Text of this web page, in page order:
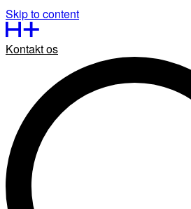
Skip to content
Kontakt os